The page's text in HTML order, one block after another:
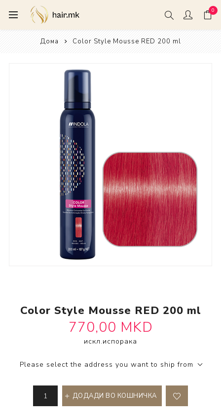
0
Дома Color Style Mousse RED 200 ml
Color Style Mousse RED 200 ml
770,00 MKD
искл.испорака
SKU:
Please select the address you want to ship from
ДОДАДИ ВО КОШНИЧКА